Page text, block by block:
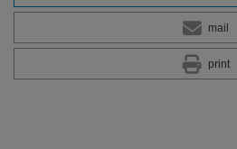
mail
print